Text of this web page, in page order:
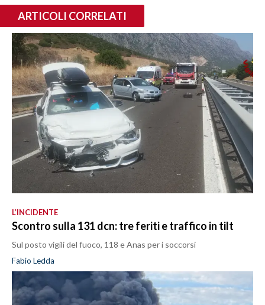
ARTICOLI CORRELATI
L’INCIDENTE
Scontro sulla 131 dcn: tre feriti e traffico in tilt
Sul posto vigili del fuoco, 118 e Anas per i soccorsi
Fabio Ledda